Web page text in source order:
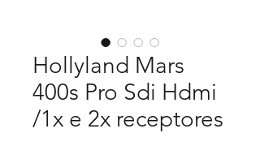
Hollyland Mars
400s Pro Sdi Hdmi
/1x e 2x receptores